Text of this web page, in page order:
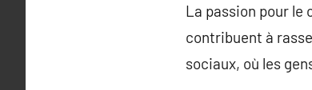
La passion pour le
contribuent à
sociaux, où les